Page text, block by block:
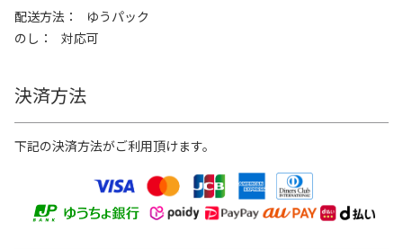
配送方法
ゆうパック
のし
対応可
決済方法
下記の決済方法がご利用頂けます。